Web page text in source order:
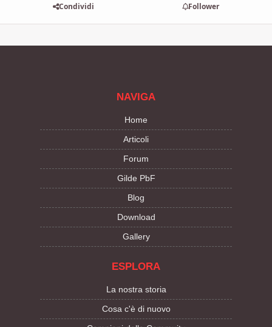
Condividi Follower
NAVIGA
Home
Articoli
Forum
Gilde PbF
Blog
Download
Gallery
ESPLORA
La nostra storia
Cosa c'è di nuovo